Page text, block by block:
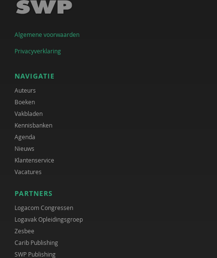
Algemene voorwaarden
Privacyverklaring
NAVIGATIE
Auteurs
Boeken
Vakbladen
Kennisbanken
Agenda
Nieuws
Klantenservice
Vacatures
PARTNERS
Logacom Congressen
Logavak Opleidingsgroep
Zesbee
Carib Publishing
SWP Publishing